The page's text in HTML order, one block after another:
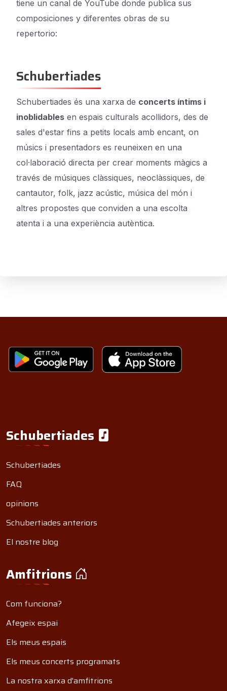
tiene un canal de YouTube donde publica sus
composiciones y diferentes obras de su
repertorio:
Schubertiades
Schubertiades és una xarxa de concerts íntims i
inoblidables en espais culturals acollidors, des de
sales d'estar fins a petits locals amb encant, on
músics i presentadors es reuneixen en una
col·laboració directa per crear moments màgics a
través de músiques clàssiques, neoclàssiques, de
cantautor, folk, jazz acústic, música del món i
altres propostes que conviden a una escolta
atenta i a una experiència autèntica.
Schubertiades
Schubertiades
FAQ
opinions
Schubertiades anteriors
El nostre blog
Amfitrions
Com funciona?
Afegeix espai
Els meus espais
Els meus concerts programats
La nostra xarxa d'amfitrions